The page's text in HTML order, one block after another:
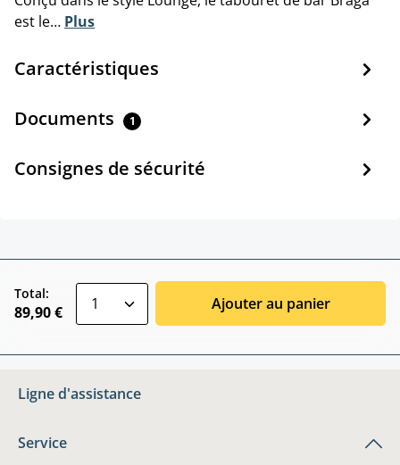
est le… Plus
Caractéristiques
Documents 1
Consignes de sécurité
Total:
89,90 € Ajouter au panier
Ligne d'assistance
Service